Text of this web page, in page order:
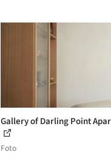
Gallery of Darling Point
Foto